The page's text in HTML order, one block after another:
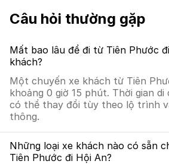
Câu hỏi thường gặp
Mất bao lâu để đi từ Tiên Phước
khách?
Một chuyến xe khách từ Tiên
khoảng 0 giờ 15 phút. Thời gian di
có thể thay đổi tùy theo lộ trình
thông.
Những loại xe khách nào có sẵn
Tiên Phước đi Hội An?